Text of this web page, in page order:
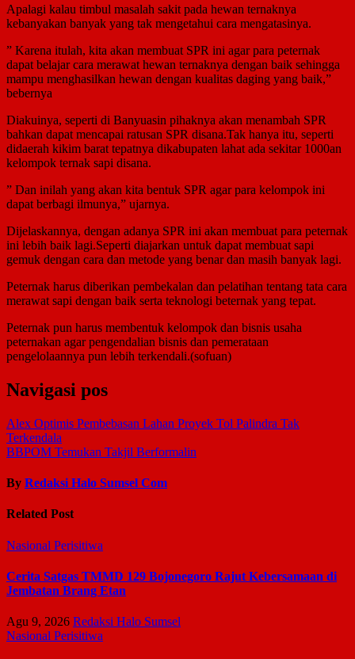
Apalagi kalau timbul masalah sakit pada hewan ternaknya
kebanyakan banyak yang tak mengetahui cara mengatasinya.
” Karena itulah, kita akan membuat SPR ini agar para peternak
dapat belajar cara merawat hewan ternaknya dengan baik sehingga
mampu menghasilkan hewan dengan kualitas daging yang baik,”
bebernya
Diakuinya, seperti di Banyuasin pihaknya akan menambah SPR
bahkan dapat mencapai ratusan SPR disana.Tak hanya itu, seperti
didaerah kikim barat tepatnya dikabupaten lahat ada sekitar 1000an
kelompok ternak sapi disana.
” Dan inilah yang akan kita bentuk SPR agar para kelompok ini
dapat berbagi ilmunya,” ujarnya.
Dijelaskannya, dengan adanya SPR ini akan membuat para peternak
ini lebih baik lagi.Seperti diajarkan untuk dapat membuat sapi
gemuk dengan cara dan metode yang benar dan masih banyak lagi.
Peternak harus diberikan pembekalan dan pelatihan tentang tata cara
merawat sapi dengan baik serta teknologi beternak yang tepat.
Peternak pun harus membentuk kelompok dan bisnis usaha
peternakan agar pengendalian bisnis dan pemerataan
pengelolaannya pun lebih terkendali.(sofuan)
Navigasi pos
Alex Optimis Pembebasan Lahan Proyek Tol Palindra Tak
Terkendala
BBPOM Temukan Takjil Berformalin
By Redaksi Halo Sumsel Com
Related Post
Nasional Perisitiwa
Cerita Satgas TMMD 129 Bojonegoro Rajut Kebersamaan di
Jembatan Brang Etan
Agu 9, 2026 Redaksi Halo Sumsel
Nasional Perisitiwa